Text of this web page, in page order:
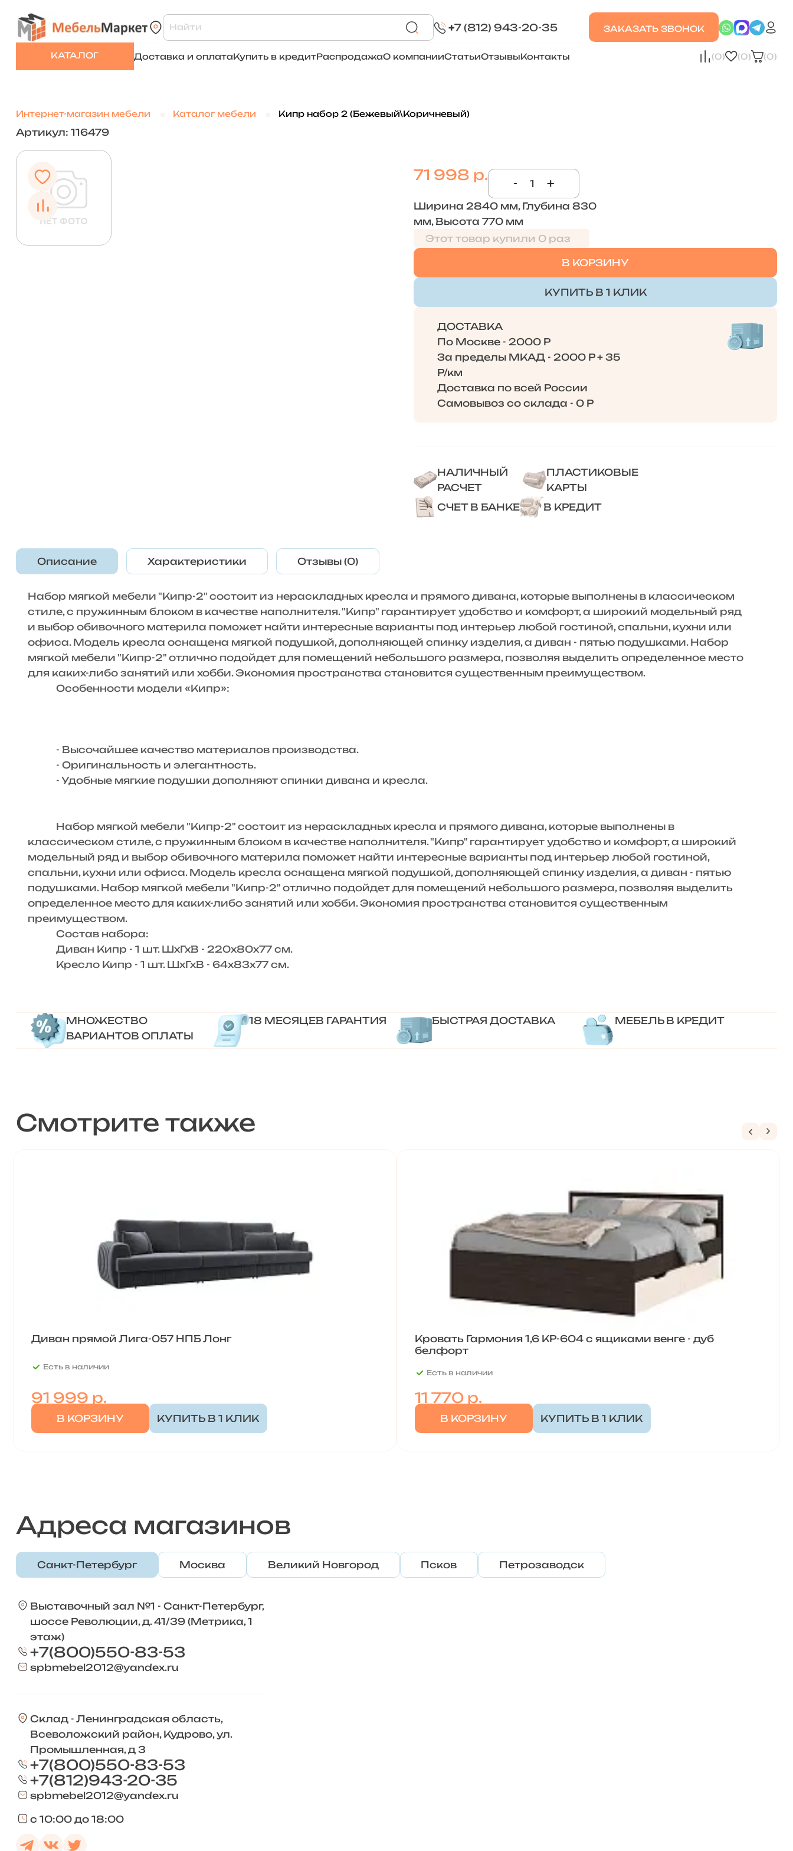
+7 (812) 943-20-35 ЗАКАЗАТЬ ЗВОНОК
КАТАЛОГ Доставка и оплатаКупить в кредитРаспродажаО компанииСтатьиОтзывыКонтакты (0) (0) (0)
Интернет-магазин мебели Каталог мебели Кипр набор 2 (Бежевый\Коричневый)
Артикул: 116479
71 998 р. - +
Ширина 2840 мм, Глубина 830
мм, Высота 770 мм
Этот товар купили 0 раз
В КОРЗИНУ
КУПИТЬ В 1 КЛИК
ДОСТАВКА
По Москве - 2000 Р
За пределы МКАД - 2000 Р + 35
Р/км
Доставка по всей России
Самовывоз со склада - 0 Р
НАЛИЧНЫЙ
РАСЧЕТ
ПЛАСТИКОВЫЕ
КАРТЫ
СЧЕТ В БАНКЕ
В КРЕДИТ
Описание Характеристики Отзывы (0)
Набор мягкой мебели "Кипр-2" состоит из нераскладных кресла и прямого дивана, которые выполнены в классическом
стиле, с пружинным блоком в качестве наполнителя. "Кипр" гарантирует удобство и комфорт, а широкий модельный ряд
и выбор обивочного материла поможет найти интересные варианты под интерьер любой гостиной, спальни, кухни или
офиса. Модель кресла оснащена мягкой подушкой, дополняющей спинку изделия, а диван - пятью подушками. Набор
мягкой мебели "Кипр-2" отлично подойдет для помещений небольшого размера, позволяя выделить определенное место
для каких-либо занятий или хобби. Экономия пространства становится существенным преимуществом.
Особенности модели «Кипр»:
- Высочайшее качество материалов производства.
- Оригинальность и элегантность.
- Удобные мягкие подушки дополняют спинки дивана и кресла.
Набор мягкой мебели "Кипр-2" состоит из нераскладных кресла и прямого дивана, которые выполнены в
классическом стиле, с пружинным блоком в качестве наполнителя. "Кипр" гарантирует удобство и комфорт, а широкий
модельный ряд и выбор обивочного материла поможет найти интересные варианты под интерьер любой гостиной,
спальни, кухни или офиса. Модель кресла оснащена мягкой подушкой, дополняющей спинку изделия, а диван - пятью
подушками. Набор мягкой мебели "Кипр-2" отлично подойдет для помещений небольшого размера, позволяя выделить
определенное место для каких-либо занятий или хобби. Экономия пространства становится существенным
преимуществом.
Состав набора:
Диван Кипр - 1 шт. ШхГхВ - 220х80х77 см.
Кресло Кипр - 1 шт. ШхГхВ - 64х83х77 см.
МНОЖЕСТВО
ВАРИАНТОВ ОПЛАТЫ
18 МЕСЯЦЕВ ГАРАНТИЯ БЫСТРАЯ ДОСТАВКА МЕБЕЛЬ В КРЕДИТ
Смотрите также
Диван прямой Лига-057 НПБ Лонг
Есть в наличии
91 999 р.
В КОРЗИНУ КУПИТЬ В 1 КЛИК
Кровать Гармония 1,6 КР-604 с ящиками венге - дуб
белфорт
Есть в наличии
11 770р.
В КОРЗИНУ КУПИТЬ В 1 КЛИК
Адреса магазинов
Санкт-Петербург Москва Великий Новгород Псков Петрозаводск
Выставочный зал №1 - Санкт-Петербург,
шоссе Революции, д. 41/39 (Метрика, 1
этаж)
+7(800)550-83-53
spbmebel2012@yandex.ru
Склад - Ленинградская область,
Всеволожский район, Кудрово, ул.
Промышленная, д 3
+7(800)550-83-53
+7(812)943-20-35
spbmebel2012@yandex.ru
с 10:00 до 18:00